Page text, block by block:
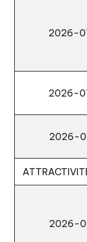
2026-
2026-
2026-
2026-